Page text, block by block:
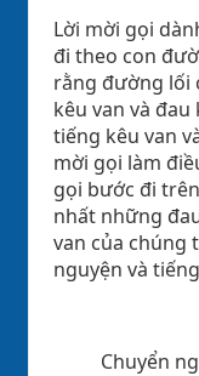
Lời mời gọi
đi theo con
rằng đường lối
kêu van và
tiếng kêu van
mời gọi làm
gọi bước đi
nhất những
van của chúng
nguyện và
Chuyển